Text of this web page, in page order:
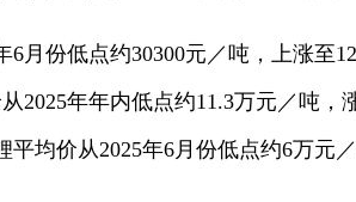
月份低点约30300元／吨，上涨至
2025年年内低点约11.3万元／吨，
均价从2025年6月份低点约6万元